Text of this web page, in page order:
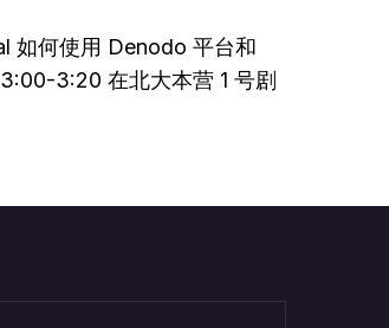
如何使用 Denodo 平台和
3:20 在北大本营 1 号剧